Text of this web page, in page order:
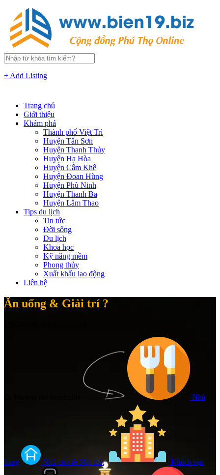
+ Add Listing
Trang chủ
Giới thiệu
Khám phá
Thành phố Việt Trì
Huyện Tân Sơn
Huyện Thanh Thủy
Huyện Hạ Hòa
Huyện Cẩm Khê
Huyện Đoan Hùng
Huyện Phù Ninh
Huyện Thanh Ba
Huyện Lâm Thao
Tips du lịch
Tin tức
Đời sống
Du lịch
Khoa học
Kỹ năng mềm
Phong thủy
Xuất khẩu lao động
Liên hệ
Ăn uống & Giải trí ?
Nhà
hàng Nhà cửa & Nội thất Khách sạn